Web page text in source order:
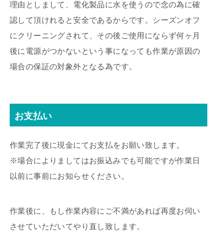
理由としまして、電化製品に水を使うので念の為に確
認して頂けれると安全であるからです。シーズンオフ
にクリーニングされて、その後ご使用にならず何ヶ月
後に電源がつかないという事になっても作業が原因の
場合の保証の対象外となる為です。
お支払い
作業完了後に現金にてお支払をお願い致します。
※場合によりましてはお振込みでも可能ですが作業日
以前に事前にお知らせください。
作業後に、もし作業内容にご不満があれば再度お伺い
させていただいてやり直し致します。